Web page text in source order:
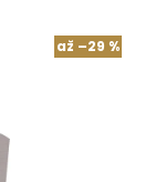
až –29 %